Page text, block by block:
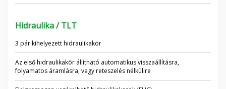
Hidraulika / TLT
3 pár kihelyezett hidraulikakör
Az első hidraulikakör állítható automatikus visszaállításra,
folyamatos áramlásra, vagy reteszelés nélkülire